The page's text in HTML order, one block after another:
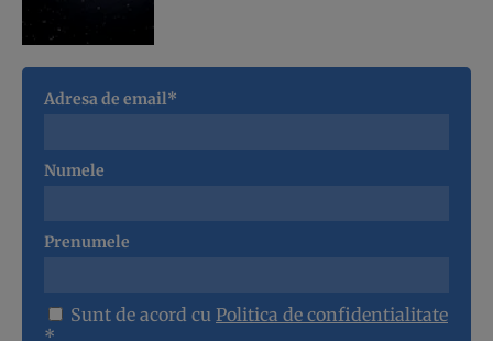
Adresa de email*
Numele
Prenumele
Sunt de acord cu Politica de confidentialitate